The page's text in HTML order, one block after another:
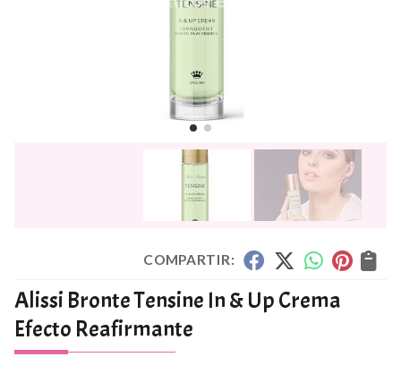
COMPARTIR:
Alissi Bronte Tensine In & Up Crema
Efecto Reafirmante